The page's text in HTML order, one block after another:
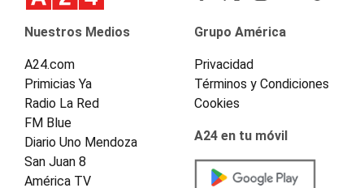
Nuestros Medios
A24.com
Primicias Ya
Radio La Red
FM Blue
Diario Uno Mendoza
San Juan 8
América TV
Grupo América
Privacidad
Términos y Condiciones
Cookies
A24 en tu móvil